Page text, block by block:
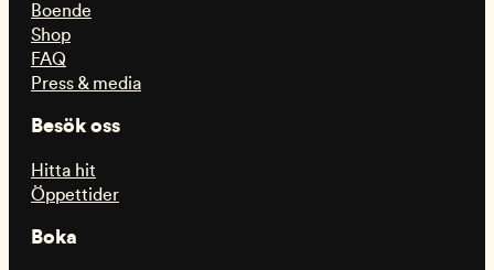
Boende
Shop
FAQ
Press & media
Besök oss
Hitta hit
Öppettider
Boka